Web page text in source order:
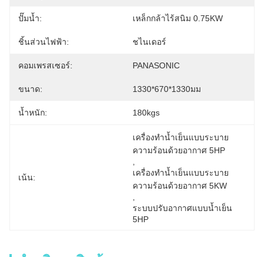
ปั๊มน้ำ: เหล็กกล้าไร้สนิม 0.75KW
ชิ้นส่วนไฟฟ้า: ชไนเดอร์
คอมเพรสเซอร์: PANASONIC
ขนาด: 1330*670*1330มม
น้ำหนัก: 180kgs
เน้น:
เครื่องทำน้ำเย็นแบบระบาย
ความร้อนด้วยอากาศ 5HP
เครื่องทำน้ำเย็นแบบระบาย
ความร้อนด้วยอากาศ 5KW
ระบบปรับอากาศแบบน้ำเย็น
5HP